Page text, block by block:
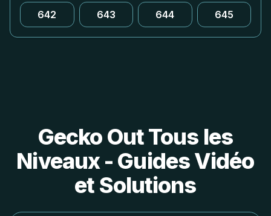
642 643 644 645
Gecko Out Tous les
Niveaux - Guides Vidéo
et Solutions